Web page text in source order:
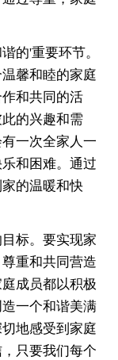
的'重要环节。
馨和睦的家庭
和共同的活
的兴趣和需
一次全家人一
和困难。通过
的温暖和快
标。要实现家
重和共同营造
成员都以积极
一个和谐美满
地感受到家庭
只要我们每个